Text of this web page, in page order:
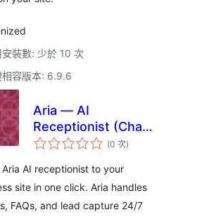
安裝數: 少於 10 次
相容版本: 6.9.6
Aria — AI
Receptionist (Chat
& Voice)
(0 次評
分)
AI receptionist to your
site in one click. Aria handles
FAQs, and lead capture 24/7